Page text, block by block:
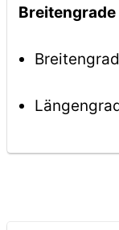
Breitengrade